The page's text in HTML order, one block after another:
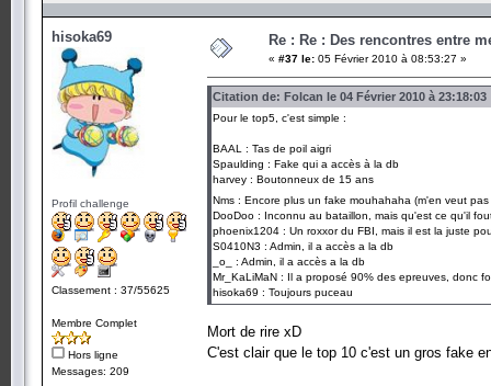
hisoka69
Profil challenge
Classement : 37/55625
Membre Complet
Hors ligne
Messages: 209
Re : Re : Des rencontres entre
« #37 le: 05 Février 2010 à 08:53:27 »
Citation de: Folcan le 04 Février 2010 à 23:18:03
Pour le top5, c'est simple :
BAAL : Tas de poil aigri
Spaulding : Fake qui a accès à la db
harvey : Boutonneux de 15 ans
Nms : Encore plus un fake mouhahaha (m'en veut
DooDoo : Inconnu au bataillon, mais qu'est ce qu'il
phoenix1204 : Un roxxor du FBI, mais il est la juste
S0410N3 : Admin, il a accès a la db
_o_ : Admin, il a accès a la db
Mr_KaLiMaN : Il a proposé 90% des epreuves, donc
hisoka69 : Toujours puceau
Mort de rire xD
C'est clair que le top 10 c'est un gros fake